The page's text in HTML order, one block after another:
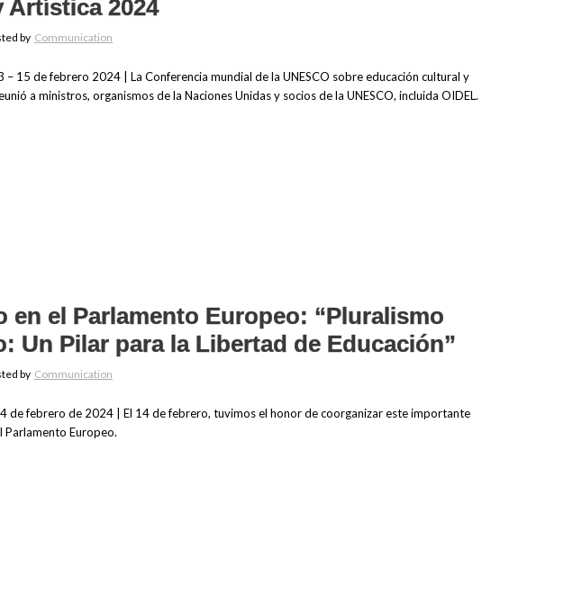
Artística 2024
by Communication
– 15 de febrero 2024 | La Conferencia mundial de la UNESCO sobre educación cultural y
a ministros, organismos de la Naciones Unidas y socios de la UNESCO, incluida OIDEL.
en el Parlamento Europeo: “Pluralismo
Un Pilar para la Libertad de Educación”
by Communication
de febrero de 2024 | El 14 de febrero, tuvimos el honor de coorganizar este importante
Europeo.